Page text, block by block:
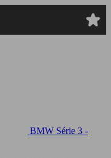
BMW Série 3 -